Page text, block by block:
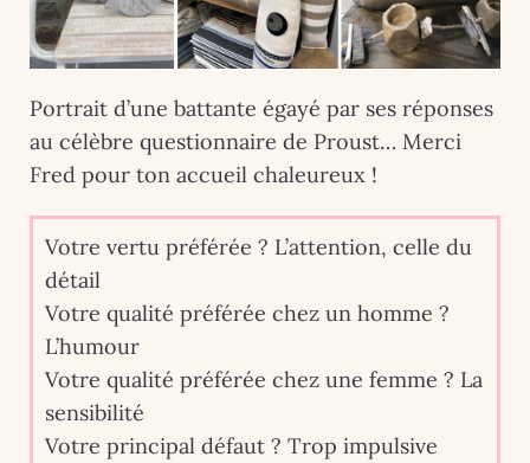
Portrait d’une battante égayé par ses réponses
au célèbre questionnaire de Proust… Merci
Fred pour ton accueil chaleureux !
Votre vertu préférée ? L’attention, celle du
détail
Votre qualité préférée chez un homme ?
L’humour
Votre qualité préférée chez une femme ? La
sensibilité
Votre principal défaut ? Trop impulsive